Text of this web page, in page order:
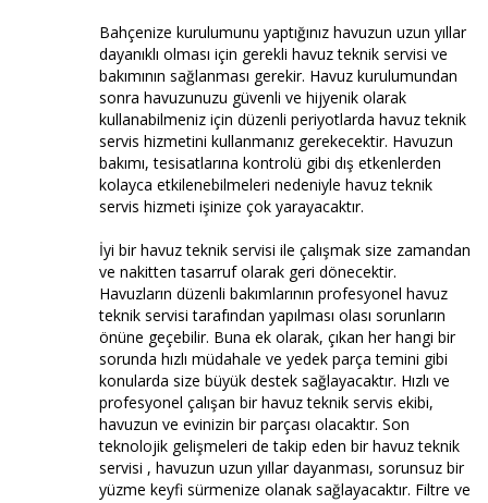
Bahçenize kurulumunu yaptığınız havuzun uzun yıllar
dayanıklı olması için gerekli havuz teknik servisi ve
bakımının sağlanması gerekir. Havuz kurulumundan
sonra havuzunuzu güvenli ve hijyenik olarak
kullanabilmeniz için düzenli periyotlarda havuz teknik
servis hizmetini kullanmanız gerekecektir. Havuzun
bakımı, tesisatlarına kontrolü gibi dış etkenlerden
kolayca etkilenebilmeleri nedeniyle havuz teknik
servis hizmeti işinize çok yarayacaktır.
İyi bir havuz teknik servisi ile çalışmak size zamandan
ve nakitten tasarruf olarak geri dönecektir.
Havuzların düzenli bakımlarının profesyonel havuz
teknik servisi tarafından yapılması olası sorunların
önüne geçebilir. Buna ek olarak, çıkan her hangi bir
sorunda hızlı müdahale ve yedek parça temini gibi
konularda size büyük destek sağlayacaktır. Hızlı ve
profesyonel çalışan bir havuz teknik servis ekibi,
havuzun ve evinizin bir parçası olacaktır. Son
teknolojik gelişmeleri de takip eden bir havuz teknik
servisi , havuzun uzun yıllar dayanması, sorunsuz bir
yüzme keyfi sürmenize olanak sağlayacaktır. Filtre ve